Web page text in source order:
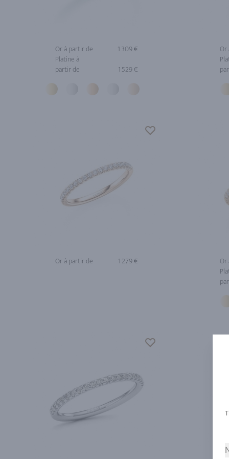
Or à partir de
1 309 €
Platine à
partir de
1 529 €
Or à partir de 1 279 €